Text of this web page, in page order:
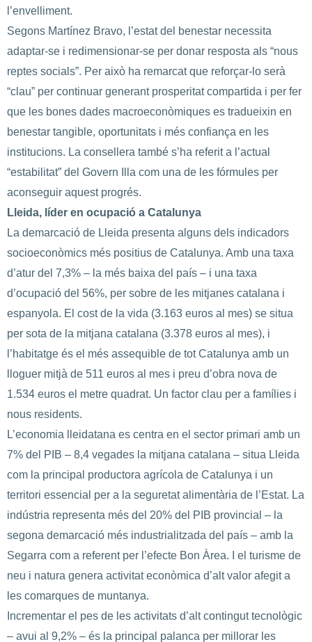
l’envelliment.
Segons Martínez Bravo, l’estat del benestar necessita
adaptar-se i redimensionar-se per donar resposta als “nous
reptes socials”. Per això ha remarcat que reforçar-lo serà
“clau” per continuar generant prosperitat compartida i per fer
que les bones dades macroeconòmiques es tradueixin en
benestar tangible, oportunitats i més confiança en les
institucions. La consellera també s’ha referit a l’actual
“estabilitat” del Govern Illa com una de les fórmules per
aconseguir aquest progrés.
Lleida, líder en ocupació a Catalunya
La demarcació de Lleida presenta alguns dels indicadors
socioeconòmics més positius de Catalunya. Amb una taxa
d’atur del 7,3% – la més baixa del país – i una taxa
d’ocupació del 56%, per sobre de les mitjanes catalana i
espanyola. El cost de la vida (3.163 euros al mes) se situa
per sota de la mitjana catalana (3.378 euros al mes), i
l’habitatge és el més assequible de tot Catalunya amb un
lloguer mitjà de 511 euros al mes i preu d’obra nova de
1.534 euros el metre quadrat. Un factor clau per a famílies i
nous residents.
L’economia lleidatana es centra en el sector primari amb un
7% del PIB – 8,4 vegades la mitjana catalana – situa Lleida
com la principal productora agrícola de Catalunya i un
territori essencial per a la seguretat alimentària de l’Estat. La
indústria representa més del 20% del PIB provincial – la
segona demarcació més industrialitzada del país – amb la
Segarra com a referent per l’efecte Bon Àrea. I el turisme de
neu i natura genera activitat econòmica d’alt valor afegit a
les comarques de muntanya.
Incrementar el pes de les activitats d’alt contingut tecnològic
– avui al 9,2% – és la principal palanca per millorar les